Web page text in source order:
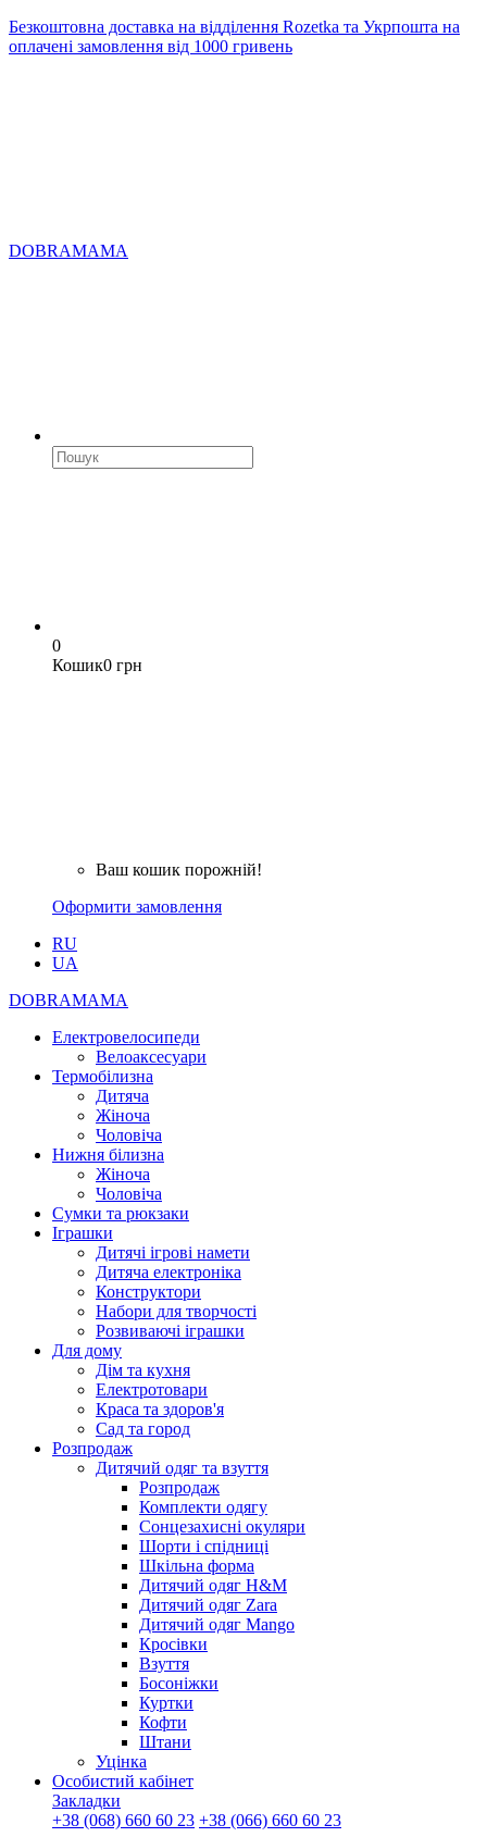
Безкоштовна доставка на відділення Rozetka та Укрпошта на
оплачені замовлення від 1000 гривень
DOBRAMAMA
0
Кошик0 грн
Ваш кошик порожній!
Оформити замовлення
RU
UA
DOBRAMAMA
Електровелосипеди
Велоаксесуари
Термобілизна
Дитяча
Жіноча
Чоловіча
Нижня білизна
Жіноча
Чоловіча
Сумки та рюкзаки
Іграшки
Дитячі ігрові намети
Дитяча електроніка
Конструктори
Набори для творчості
Розвиваючі іграшки
Для дому
Дім та кухня
Електротовари
Краса та здоров'я
Сад та город
Розпродаж
Дитячий одяг та взуття
Розпродаж
Комплекти одягу
Сонцезахисні окуляри
Шорти і спідниці
Шкільна форма
Дитячий одяг H&M
Дитячий одяг Zara
Дитячий одяг Mango
Кросівки
Взуття
Босоніжки
Куртки
Кофти
Штани
Уцінка
Особистий кабінет
Закладки
+38 (068) 660 60 23 +38 (066) 660 60 23